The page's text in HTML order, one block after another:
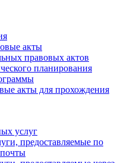
акты
правовых актов
планирования
акты для прохождения
услуг
предоставляемые по